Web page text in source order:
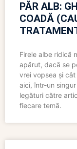
PĂR ALB:
COADĂ
Firele albe ridică
apărut, dacă se
vrei vopsea și
aici, într-un
legături către
fiecare temă.